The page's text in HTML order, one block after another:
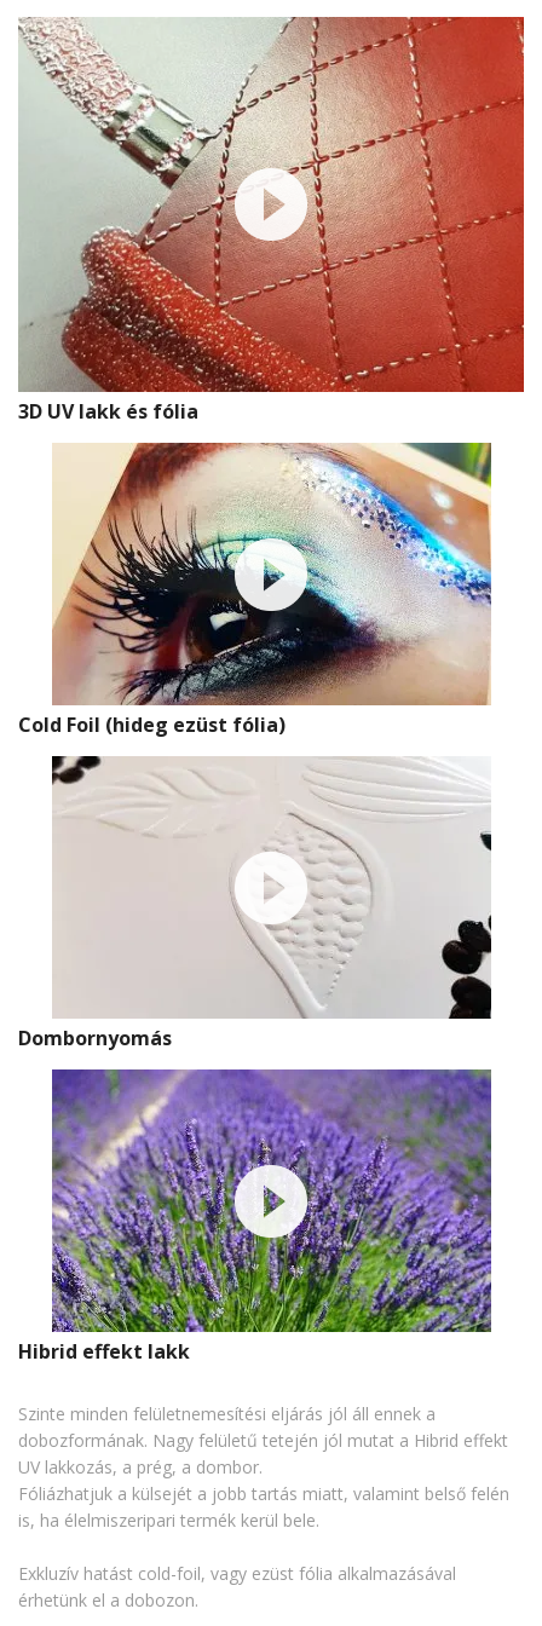
3D UV lakk és fólia
Cold Foil (hideg ezüst fólia)
Dombornyomás
Hibrid effekt lakk
Szinte minden felületnemesítési eljárás jól áll ennek a
dobozformának. Nagy felületű tetején jól mutat a Hibrid effekt
UV lakkozás, a prég, a dombor.
Fóliázhatjuk a külsejét a jobb tartás miatt, valamint belső felén
is, ha élelmiszeripari termék kerül bele.
Exkluzív hatást cold-foil, vagy ezüst fólia alkalmazásával
érhetünk el a dobozon.